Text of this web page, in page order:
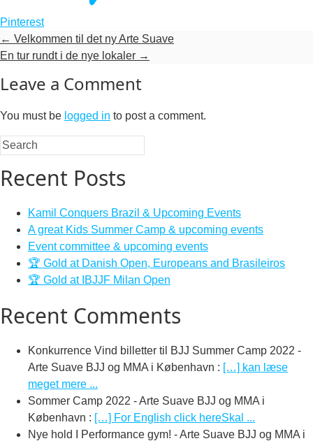
Pinterest
← Velkommen til det ny Arte Suave
En tur rundt i de nye lokaler →
Leave a Comment
You must be logged in to post a comment.
Recent Posts
Kamil Conquers Brazil & Upcoming Events
A great Kids Summer Camp & upcoming events
Event committee & upcoming events
🏆 Gold at Danish Open, Europeans and Brasileiros
🏆 Gold at IBJJF Milan Open
Recent Comments
Konkurrence Vind billetter til BJJ Summer Camp 2022 -
Arte Suave BJJ og MMA i København : […] kan læse
meget mere ...
Sommer Camp 2022 - Arte Suave BJJ og MMA i
København : […] For English click hereSkal ...
Nye hold I Performance gym! - Arte Suave BJJ og MMA i